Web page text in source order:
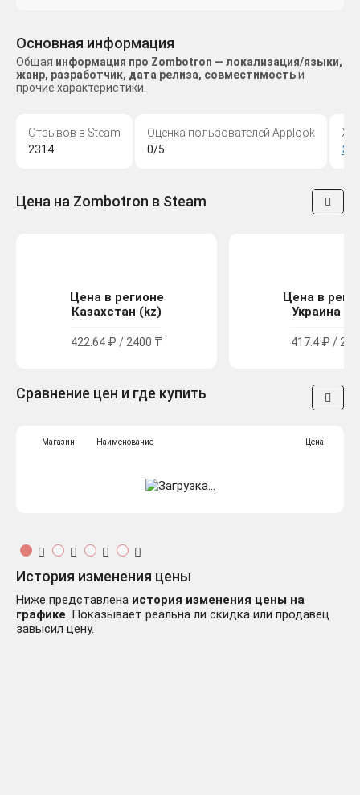
Основная информация
Общая информация про Zombotron — локализация/языки,
жанр, разработчик, дата релиза, совместимостьи
прочие характеристики.
Отзывов в Steam
2314
Оценка пользователей Applook
0/5
Цена на Zombotron в Steam
Цена в регионе
Казахстан (kz)
422.64 ₽ / 2400 ₸
Цена в
Украина
417.4 ₽ /
Сравнение цен и где купить
Магазин Наименование Цена
История изменения цены
Ниже представлена история изменения цены на
графике. Показывает реальна ли скидка или продавец
завысил цену.